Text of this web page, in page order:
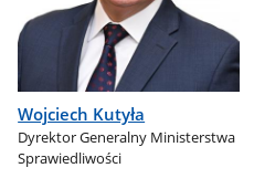
Wojciech Kutyła
Dyrektor Generalny Ministerstwa
Sprawiedliwości